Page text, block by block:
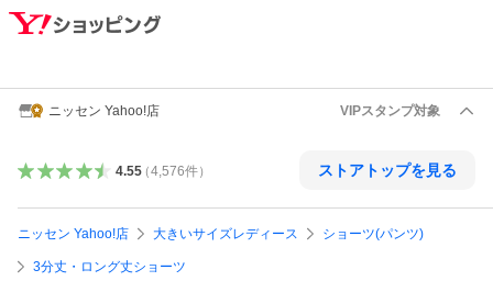
ニッセン Yahoo!店 VIPスタンプ対象
4.55（4,576件） ストアトップを見る
ニッセン Yahoo!店 大きいサイズレディース ショーツ(パンツ)
3分丈・ロング丈ショーツ